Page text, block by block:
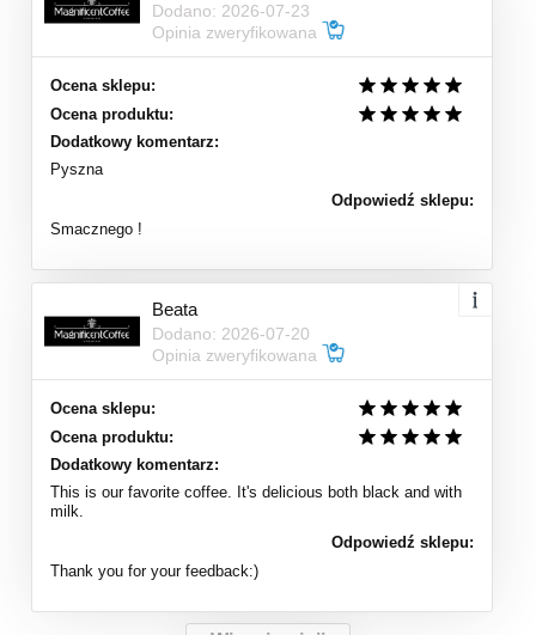
Dodano: 2026-07-23
Opinia zweryfikowana
Ocena sklepu:
Ocena produktu:
Dodatkowy komentarz:
Pyszna
Odpowiedź sklepu:
Smacznego !
Beata
Dodano: 2026-07-20
Opinia zweryfikowana
Ocena sklepu:
Ocena produktu:
Dodatkowy komentarz:
This is our favorite coffee. It's delicious both black and with
milk.
Odpowiedź sklepu:
Thank you for your feedback:)